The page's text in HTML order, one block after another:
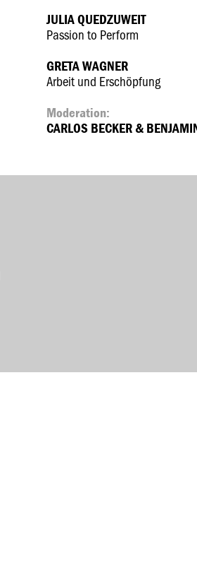
JULIA QUEDZUWEIT
Passion to Perform
GRETA WAGNER
Arbeit und Erschöpfung
Moderation:
CARLOS BECKER &